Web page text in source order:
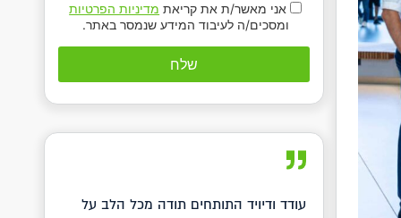
אני מאשר/ת את קריאת מדיניות הפרטיות
ומסכים/ה לעיבוד המידע שנמסר באתר.
עודד ודיויד התותחים תודה מכל הלב על